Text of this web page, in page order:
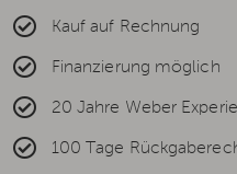
Kauf auf Rechnung
Finanzierung möglich
20 Jahre Weber
100 Tage